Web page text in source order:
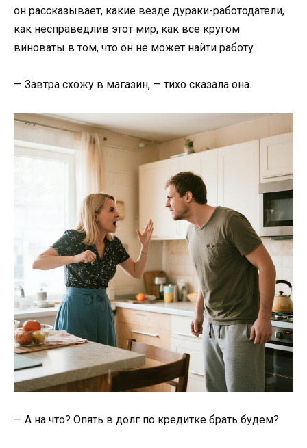
он рассказывает, какие везде дураки-работодатели,
как несправедлив этот мир, как все кругом
виноваты в том, что он не может найти работу.
— Завтра схожу в магазин, — тихо сказала она.
— А на что? Опять в долг по кредитке брать будем?